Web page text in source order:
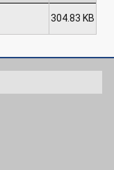
304.83 KB